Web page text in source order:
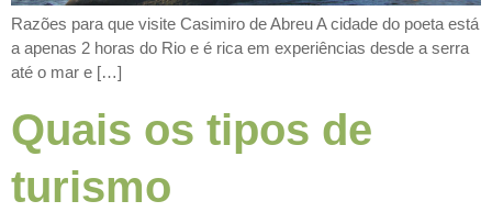
Razões para que visite Casimiro de Abreu A cidade do poeta está
a apenas 2 horas do Rio e é rica em experiências desde a serra
até o mar e […]
Quais os tipos de
turismo